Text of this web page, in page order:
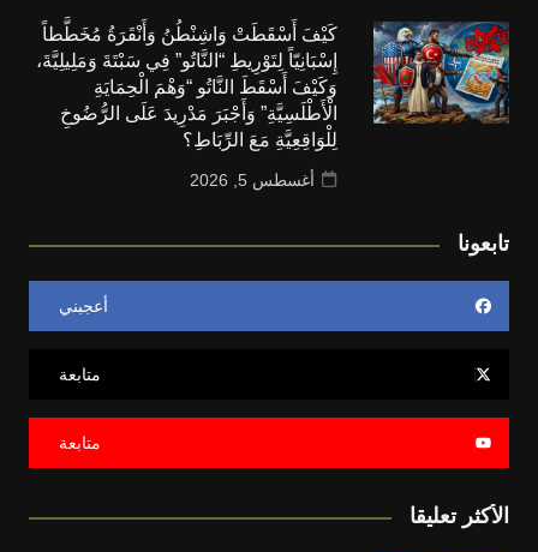
كَيْفَ أَسْقَطَتْ وَاشِنْطُنُ وَأَنْقَرَةُ مُخَطَّطاً
إِسْبَانِيّاً لِتَوْرِيطِ “النَّاتُو” فِي سَبْتَةَ وَمَلِيلِيَّةَ،
وَكَيْفَ أَسْقَطَ النَّاتُو “وَهْمَ الْحِمَايَةِ
الْأَطْلَسِيَّةِ” وَأَجْبَرَ مَدْرِيدَ عَلَى الرُّضُوخِ
لِلْوَاقِعِيَّةِ مَعَ الرِّبَاطِ؟
أغسطس 5, 2026
تابعونا
أعجبني
متابعة
متابعة
الأكثر تعليقا